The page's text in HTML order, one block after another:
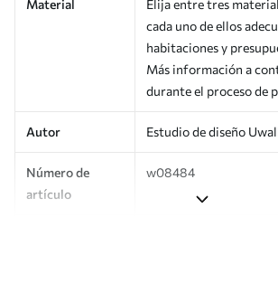
Material
Elija entre tres
cada uno de ellos
habitaciones y
Más información a
durante el proceso de
Autor Estudio de diseño
Número de
artículo
w08484